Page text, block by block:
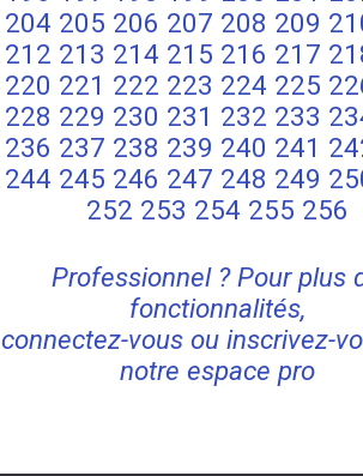
204 205 206 207 208 209
212 213 214 215 216 217
220 221 222 223 224 225
228 229 230 231 232 233
236 237 238 239 240 241
244 245 246 247 248 249
252 253 254 255 256
Professionnel ? Pour plus
fonctionnalités,
connectez-vous ou inscrivez-
notre espace pro